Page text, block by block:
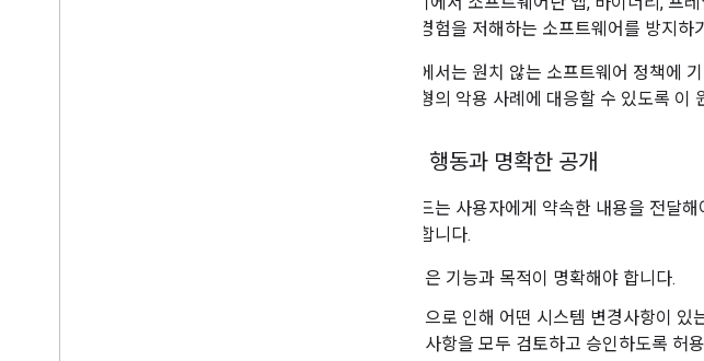
사용자 경험을 저해하는 소프트웨어를 방지
이 문서에서는 원치 않는 소프트웨어 정책에
로운 유형의 악용 사례에 대응할 수 있도록
투명한 행동과 명확한 공개
모든 코드는 사용자에게 약속한 내용을 전달
않아야 합니다.
앱은 기능과 목적이 명확해야 합니다.
앱으로 인해 어떤 시스템 변경사항이
경사항을 모두 검토하고 승인하도록 허